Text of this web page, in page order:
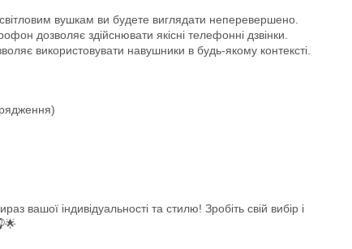
вушкам ви будете виглядати неперевершено.
дозволяє здійснювати якісні телефонні дзвінки.
використовувати навушники в будь-якому контексті.
вашої індивідуальності та стилю! Зробіть свій вибір і